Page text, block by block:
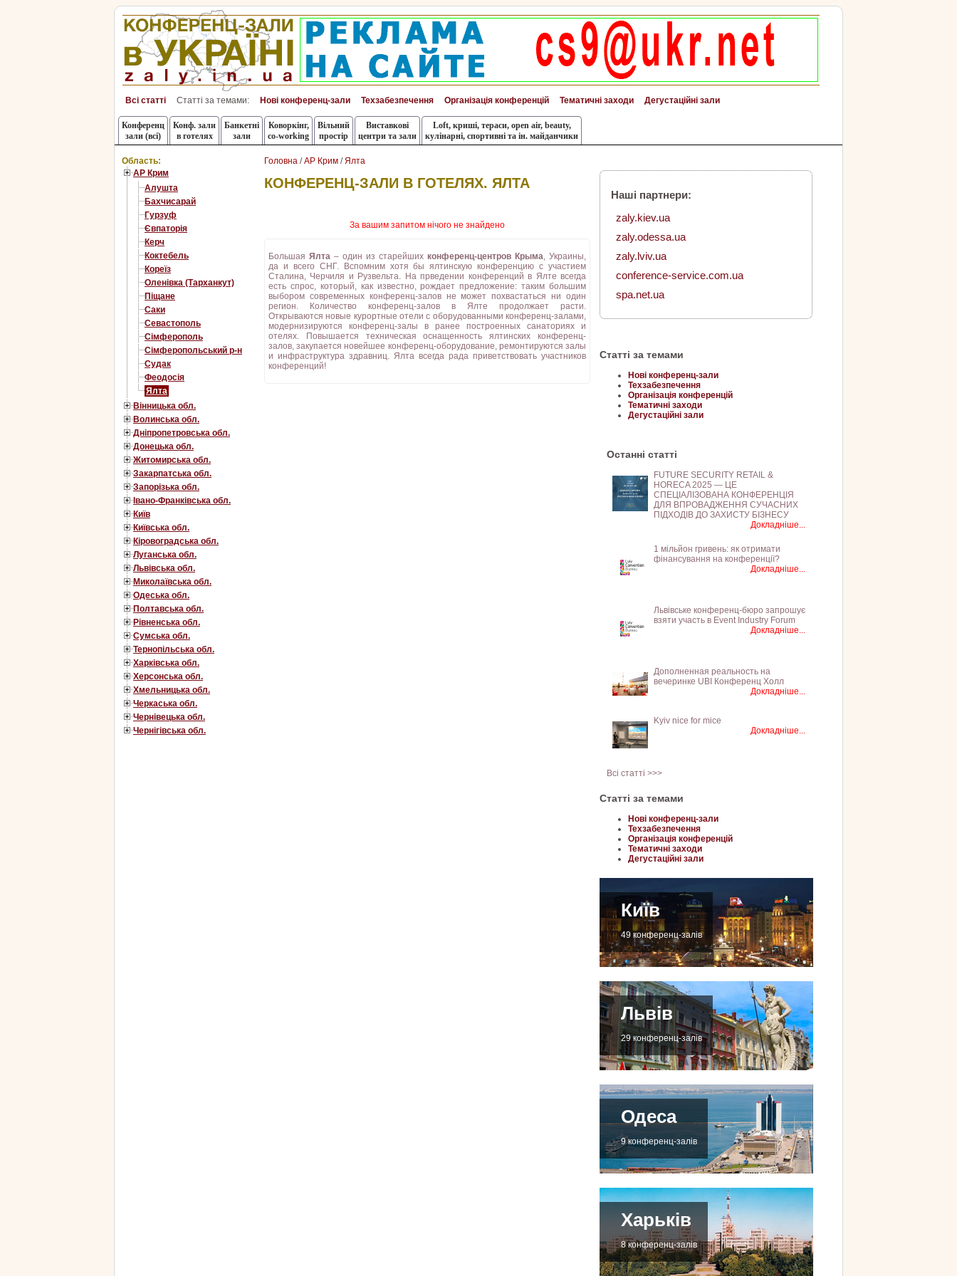
Всі статті Статті за темами: Нові конференц-зали Техзабезпечення Організація конференцій Тематичні заходи Дегустаційні зали
Конференц
зали (всі)
Конф. зали
в готелях
Банкетні
зали
Коворкінг,
co-working
Вільний
простір
Виставкові
центри та зали
Loft, криші, тераси, оpen air, beauty,
кулінарні, спортивні та ін. майданчики
Область:
АР Крим
Алушта
Бахчисарай
Гурзуф
Євпаторія
Керч
Коктебель
Кореїз
Оленівка (Тарханкут)
Піщане
Саки
Севастополь
Сімферополь
Сімферопольський р-н
Судак
Феодосія
Ялта
Вінницька обл.
Волинська обл.
Дніпропетровська обл.
Донецька обл.
Житомирська обл.
Закарпатська обл.
Запорізька обл.
Івано-Франківська обл.
Київ
Київська обл.
Кіровоградська обл.
Луганська обл.
Львівська обл.
Миколаївська обл.
Одеська обл.
Полтавська обл.
Рівненська обл.
Сумська обл.
Тернопільська обл.
Харківська обл.
Херсонська обл.
Хмельницька обл.
Черкаська обл.
Чернівецька обл.
Чернігівська обл.
Головна /АР Крим /Ялта
КОНФЕРЕНЦ-ЗАЛИ В ГОТЕЛЯХ. ЯЛТА
За вашим запитом нічого не знайдено
Большая Ялта – один из старейших конференц-центров Крыма, Украины,
да и всего СНГ. Вспомним хотя бы ялтинскую конференцию с участием
Сталина, Черчиля и Рузвельта. На прведении конференций в Ялте всегда
есть спрос, который, как известно, рождает предложение: таким большим
выбором современных конференц-залов не может похвастаться ни один
регион. Количество конференц-залов в Ялте продолжает расти.
Открываются новые курортные отели с оборудованными конференц-залами,
модернизируются конференц-залы в ранее построенных санаториях и
отелях. Повышается техническая оснащенность ялтинских конференц-
залов, закупается новейшее конференц-оборудование, ремонтируются залы
и инфраструктура здравниц. Ялта всегда рада приветствовать участников
конференций!
Наші партнери:
zaly.kiev.ua
zaly.odessa.ua
zaly.lviv.ua
conference-service.com.ua
spa.net.ua
Статті за темами
Нові конференц-зали
Техзабезпечення
Організація конференцій
Тематичні заходи
Дегустаційні зали
Останні статті
FUTURE SECURITY RETAIL &
HORECA 2025 — ЦЕ
СПЕЦІАЛІЗОВАНА КОНФЕРЕНЦІЯ
ДЛЯ ВПРОВАДЖЕННЯ СУЧАСНИХ
ПІДХОДІВ ДО ЗАХИСТУ БІЗНЕСУ
Докладніше...
1 мільйон гривень: як отримати
фінансування на конференції?
Докладніше...
Львівське конференц-бюро запрошує
взяти участь в Event Industry Forum
Докладніше...
Дополненная реальность на
вечеринке UBI Конференц Холл
Докладніше...
Kyiv nice for mice
Докладніше...
Всі статті >>>
Статті за темами
Нові конференц-зали
Техзабезпечення
Організація конференцій
Тематичні заходи
Дегустаційні зали
Київ
49 конференц-залів
Львів
29 конференц-залів
Одеса
9 конференц-залів
Харьків
8 конференц-залів